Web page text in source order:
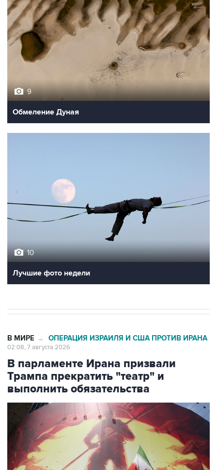
9
Обмеление Дуная
10
Лучшие фото недели
В МИРЕ → ОПЕРАЦИЯ ИЗРАИЛЯ И США ПРОТИВ ИРАНА
02:08, 7 августа 2026
В парламенте Ирана призвали
Трампа прекратить "театр" и
выполнить обязательства